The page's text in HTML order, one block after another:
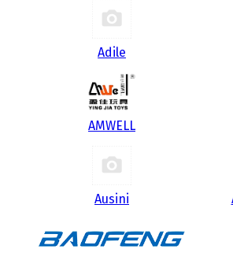
Adile
AMWELL
Ausini